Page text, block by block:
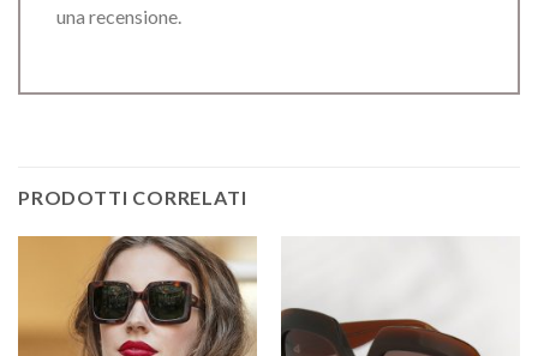
una recensione.
PRODOTTI CORRELATI